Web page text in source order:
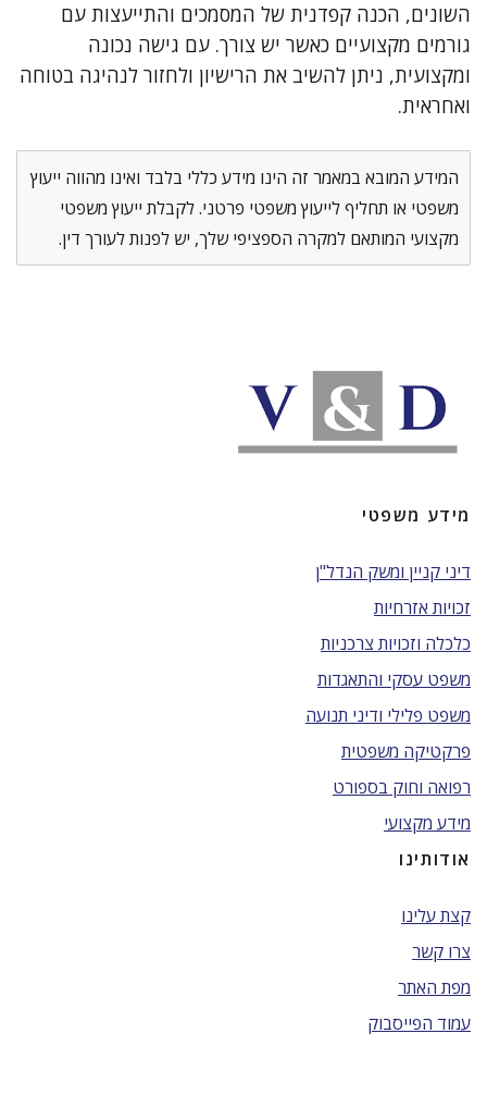
השונים, הכנה קפדנית של המסמכים והתייעצות עם
גורמים מקצועיים כאשר יש צורך. עם גישה נכונה
ומקצועית, ניתן להשיב את הרישיון ולחזור לנהיגה בטוחה
ואחראית.
המידע המובא במאמר זה הינו מידע כללי בלבד ואינו מהווה ייעוץ
משפטי או תחליף לייעוץ משפטי פרטני. לקבלת ייעוץ משפטי
מקצועי המותאם למקרה הספציפי שלך, יש לפנות לעורך דין.
מידע משפטי
דיני קניין ומשק הנדל"ן
זכויות אזרחיות
כלכלה וזכויות צרכניות
משפט עסקי והתאגדות
משפט פלילי ודיני תנועה
פרקטיקה משפטית
רפואה וחוק בספורט
מידע מקצועי
אודותינו
קצת עלינו
צרו קשר
מפת האתר
עמוד הפייסבוק